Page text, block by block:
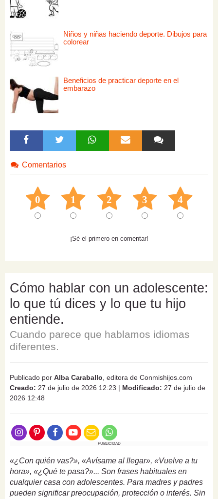
Niños y niñas haciendo deporte. Dibujos para
colorear
Beneficios de practicar deporte en el
embarazo
Comentarios
0 1 2 3 4
¡Sé el primero en comentar!
Cómo hablar con un adolescente:
lo que tú dices y lo que tu hijo
entiende.
Cuando parece que hablamos idiomas
diferentes.
Publicado por Alba Caraballo , editora de Conmishijos.com
Creado: 27 de julio de 2026 12:23 | Modificado: 27 de julio de
2026 12:48
PUBLICIDAD
«¿Con quién vas?», «Avísame al llegar», «Vuelve a tu
hora», «¿Qué te pasa?»... Son frases habituales en
cualquier casa con adolescentes. Para madres y padres
pueden significar preocupación, protección o interés. Sin